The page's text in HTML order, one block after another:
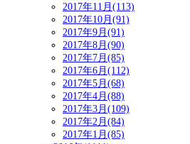
2017年11月(113)
2017年10月(91)
2017年9月(91)
2017年8月(90)
2017年7月(85)
2017年6月(112)
2017年5月(68)
2017年4月(88)
2017年3月(109)
2017年2月(84)
2017年1月(85)